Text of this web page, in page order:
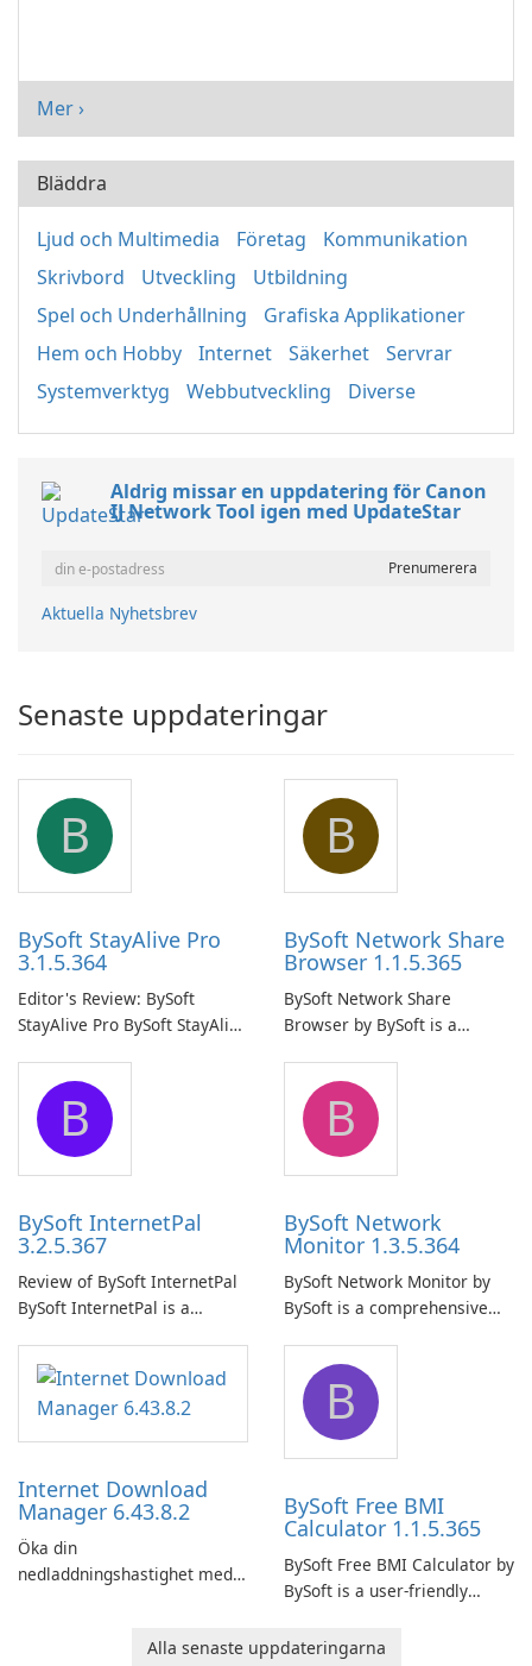
Mer ›
Bläddra
Ljud och Multimedia Företag
Kommunikation
Skrivbord
Utveckling
Utbildning
Spel och Underhållning
Grafiska Applikationer
Hem och Hobby
Internet Säkerhet
Servrar
Systemverktyg
Webbutveckling Diverse
Aldrig missar en uppdatering för Canon
IJ Network Tool igen med UpdateStar
Aktuella Nyhetsbrev
Senaste uppdateringar
B
BySoft StayAlive Pro
3.1.5.364
Editor's Review: BySoft
StayAlive Pro BySoft StayAlive
application designed to
ensure the continuous and
uninterrupted operation of
your computer system.
B
BySoft Network Share
Browser 1.1.5.365
BySoft Network Share
Browser by BySoft is a
application that allows users
to easily browse and manage
shared folders on their
network.
B
BySoft InternetPal
3.2.5.367
Review of BySoft InternetPal
BySoft InternetPal is a
application designed to
monitor your internet
connection and provide real-
time insights into its
B
BySoft Network
Monitor 1.3.5.364
BySoft Network Monitor by
BySoft is a comprehensive
designed to help businesses
effectively manage their
network infrastructure.
Internet Download
Manager 6.43.8.2
Öka din
nedladdningshastighet med
B
BySoft Free BMI
Calculator 1.1.5.365
BySoft Free BMI Calculator by
BySoft is a user-friendly
designed to help you
Alla senaste uppdateringarna